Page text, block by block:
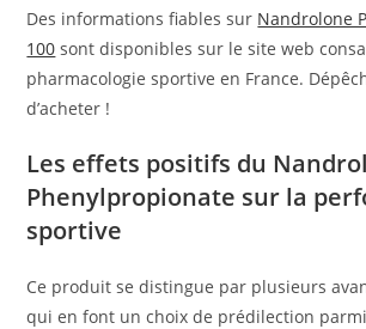
Des informations fiables sur Nandrolone
100 sont disponibles sur le site web
pharmacologie sportive en France.
d’acheter !
Les effets positifs du
Phenylpropionate sur la
sportive
Ce produit se distingue par plusieurs
qui en font un choix de prédilection